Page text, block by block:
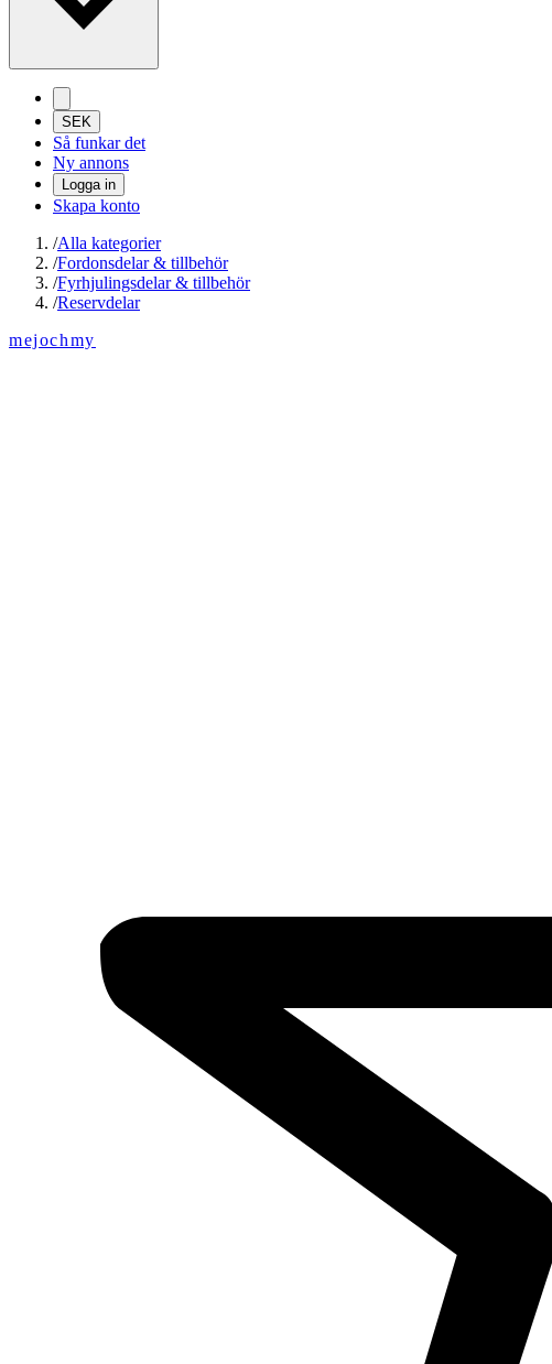
SEK
Så funkar det
Ny annons
Logga in
Skapa konto
/Alla kategorier
/Fordonsdelar & tillbehör
/Fyrhjulingsdelar & tillbehör
/Reservdelar
mejochmy